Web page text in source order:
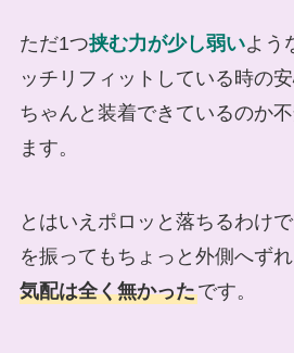
ただ1つ挟む力が少し弱いよう
ッチリフィットしている時の
ちゃんと装着できているのか
ます。
とはいえポロッと落ちるわけ
を振ってもちょっと外側へずれ
気配は全く無かったです。